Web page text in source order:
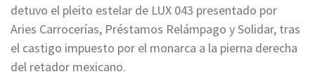
detuvo el pleito estelar de LUX 043 presentado por
Aries Carrocerías, Préstamos Relámpago y Solidar, tras
el castigo impuesto por el monarca a la pierna derecha
del retador mexicano.